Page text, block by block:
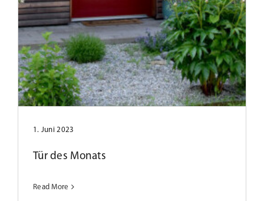
1. Juni 2023
Tür des Monats
Read More